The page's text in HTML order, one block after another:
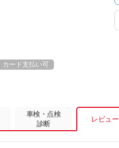
カード支払い可
車検・点検
診断
レビュー